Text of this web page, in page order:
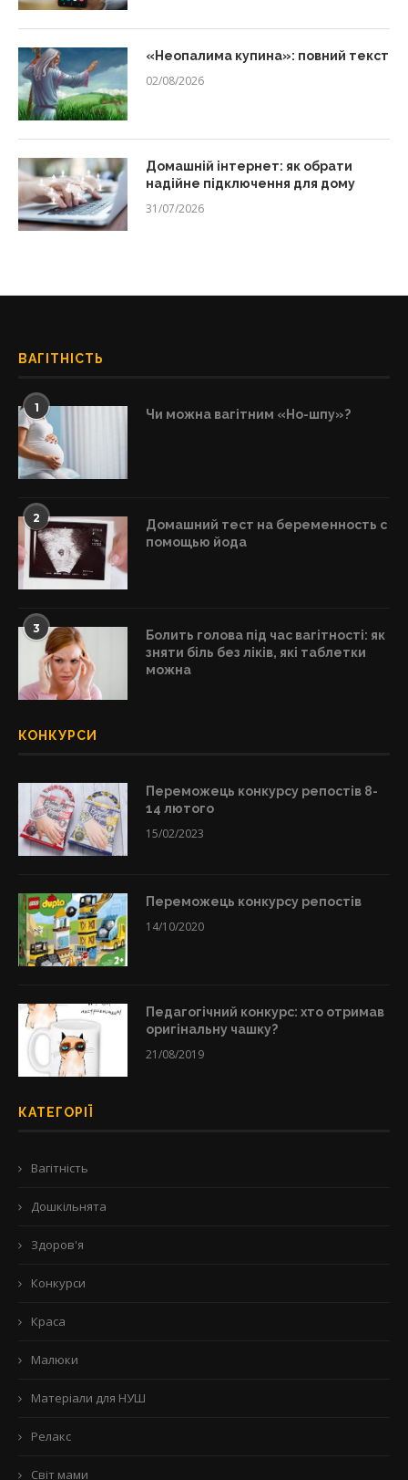
«Неопалима купина»: повний текст
02/08/2026
Домашній інтернет: як обрати
надійне підключення для дому
31/07/2026
ВАГІТНІСТЬ
1 Чи можна вагітним «Но-шпу»?
2
Домашний тест на беременность с
помощью йода
3
Болить голова під час вагітності: як
зняти біль без ліків, які таблетки
можна
КОНКУРСИ
Переможець конкурсу репостів 8-
14 лютого
15/02/2023
Переможець конкурсу репостів
14/10/2020
Педагогічний конкурс: хто отримав
оригінальну чашку?
21/08/2019
КАТЕГОРІЇ
Вагітність
Дошкільнята
Здоров'я
Конкурси
Краса
Малюки
Матеріали для НУШ
Релакс
Світ мами